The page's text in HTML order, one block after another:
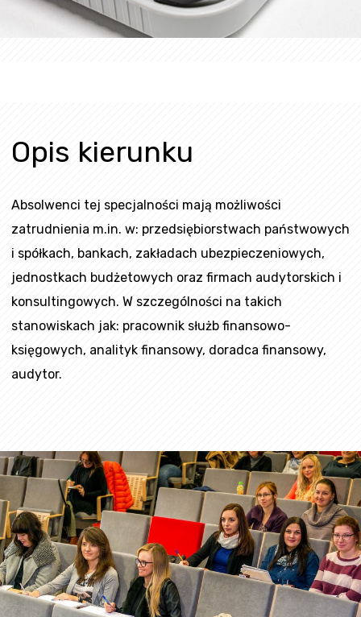
Opis kierunku
Absolwenci tej specjalności mają możliwości
zatrudnienia m.in. w: przedsiębiorstwach państwowych
i spółkach, bankach, zakładach ubezpieczeniowych,
jednostkach budżetowych oraz firmach audytorskich i
konsultingowych. W szczególności na takich
stanowiskach jak: pracownik służb finansowo-
księgowych, analityk finansowy, doradca finansowy,
audytor.